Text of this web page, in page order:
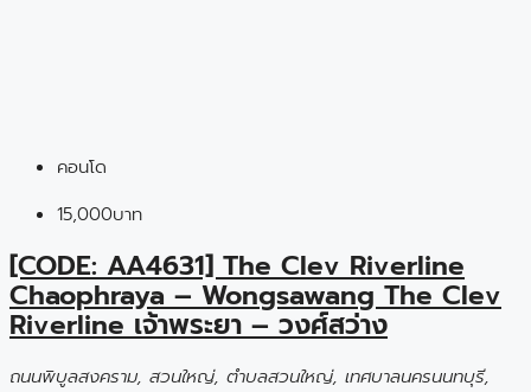
คอนโด
15,000บาท
[CODE: AA4631] The Clev Riverline
Chaophraya – Wongsawang The Clev
Riverline เจ้าพระยา – วงศ์สว่าง
ถนนพิบูลสงคราม, สวนใหญ่, ตำบลสวนใหญ่, เทศบาลนครนนทบุรี,